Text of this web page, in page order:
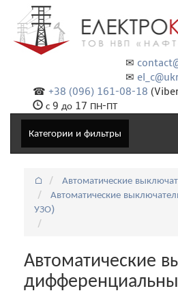
✉
✉
☎ +38 (096) 161-08-18
с 9 до 17 ПН-ПТ
Категории и фильтры
⌂
Автоматические
Автоматические
УЗО)
Автоматические